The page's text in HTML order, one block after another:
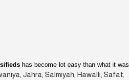
has become lot easy than what it was
Jahra, Salmiyah, Hawalli, Safat,